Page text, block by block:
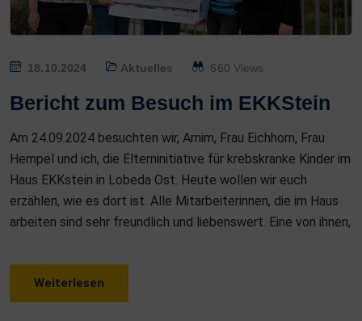
P
S
18.10.2024 Aktuelles 660 Views
Bericht zum Besuch im EKKStein
Am 24.09.2024 besuchten wir, Arnim, Frau Eichhorn, Frau
Hempel und ich, die Elterninitiative für krebskranke Kinder im
Haus EKKstein in Lobeda Ost. Heute wollen wir euch
erzählen, wie es dort ist. Alle Mitarbeiterinnen, die im Haus
arbeiten sind sehr freundlich und liebenswert. Eine von ihnen,
Weiterlesen